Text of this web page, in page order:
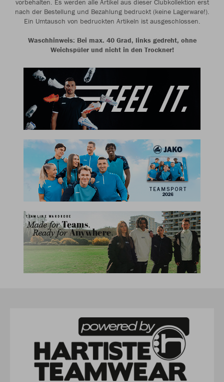
vorbehalten. Es werden alle Artikel aus dieser Clubkollektion erst
nach der Bestellung und Bezahlung bedruckt (keine Lagerware!).
Ein Umtausch von bedruckten Artikeln ist ausgeschlossen.
Waschhinweis: Bei max. 40 Grad, links gedreht, ohne
Weichspüler und nicht in den Trockner!